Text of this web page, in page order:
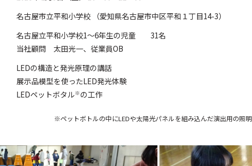
名古屋市立平和小学校 （愛知県名古屋市中区平和１丁目14-3）
名古屋立平和小学校1～6年生の児童 31名
当社顧問 太田光一、従業員OB
LEDの構造と発光原理の講話
展示品模型を使ったLED発光体験
LEDペットボタル※ の工作
※ペットボトルの中にLEDや太陽光パネルを組み込んだ演出用の照